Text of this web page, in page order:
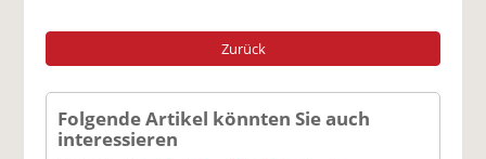
Zurück
Folgende Artikel könnten Sie auch
interessieren